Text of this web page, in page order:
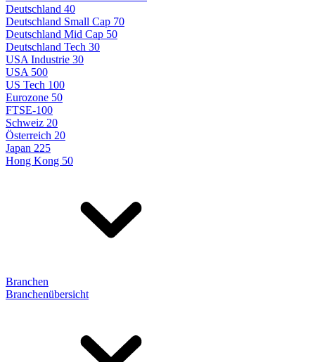
Deutschland 40
Deutschland Small Cap 70
Deutschland Mid Cap 50
Deutschland Tech 30
USA Industrie 30
USA 500
US Tech 100
Eurozone 50
FTSE-100
Schweiz 20
Österreich 20
Japan 225
Hong Kong 50
Branchen
Branchenübersicht